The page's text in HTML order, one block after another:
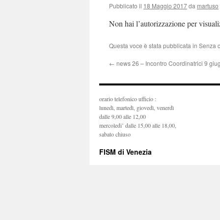
Pubblicato il 18 Maggio 2017da martuso
Non hai l’autorizzazione per
Questa voce è stata pubblicata in Senza
← news 26 – Incontro Coordinatrici 9
orario telefonico ufficio :
lunedì, martedì, giovedì, venerdì
dalle 9,00 alle 12,00
mercoledi’ dalle 15,00 alle 18,00,
sabato chiuso
FISM di Venezia